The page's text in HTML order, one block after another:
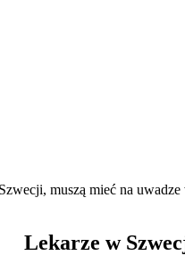
muszą mieć na
Lekarze w